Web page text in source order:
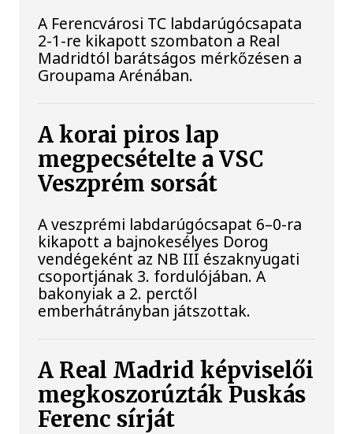
A Ferencvárosi TC labdarúgócsapata
2-1-re kikapott szombaton a Real
Madridtól barátságos mérkőzésen a
Groupama Arénában.
A korai piros lap
megpecsételte a VSC
Veszprém sorsát
A veszprémi labdarúgócsapat 6–0-ra
kikapott a bajnokesélyes Dorog
vendégeként az NB III északnyugati
csoportjának 3. fordulójában. A
bakonyiak a 2. perctől
emberhátrányban játszottak.
A Real Madrid képviselői
megkoszorúzták Puskás
Ferenc sírját